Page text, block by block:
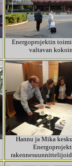
Energoprojektin
valtavan
Hannu ja Mika